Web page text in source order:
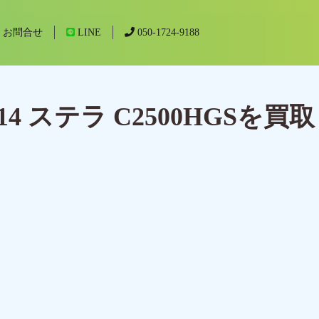
お問合せ LINE 050-1724-9188
ステラ C2500HGSを買取